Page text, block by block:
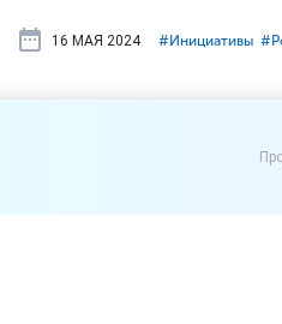
16 МАЯ 2024 #⁣Инициативы
Госдума
продажи